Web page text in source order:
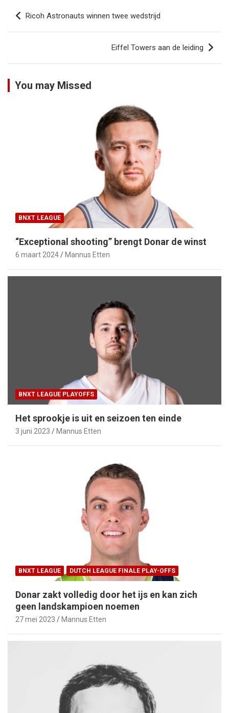
Bericht
navigatie
Ricoh Astronauts winnen twee wedstrijd
Eiffel Towers aan de leiding
You may Missed
BNXT LEAGUE
“Exceptional shooting” brengt Donar de winst
6 maart 2024 Mannus Etten
BNXT LEAGUE PLAYOFFS
Het sprookje is uit en seizoen ten einde
3 juni 2023 Mannus Etten
BNXT LEAGUE DUTCH LEAGUE FINALE PLAY-OFFS
Donar zakt volledig door het ijs en kan zich
geen landskampioen noemen
27 mei 2023 Mannus Etten